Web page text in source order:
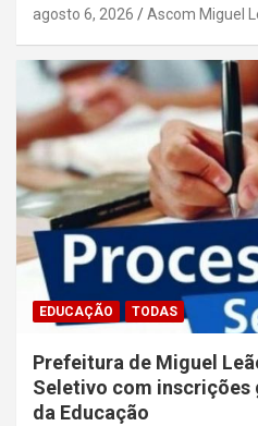
agosto 6, 2026 Ascom Miguel
EDUCAÇÃO TODAS
Prefeitura de Miguel
Seletivo com inscrições
da Educação